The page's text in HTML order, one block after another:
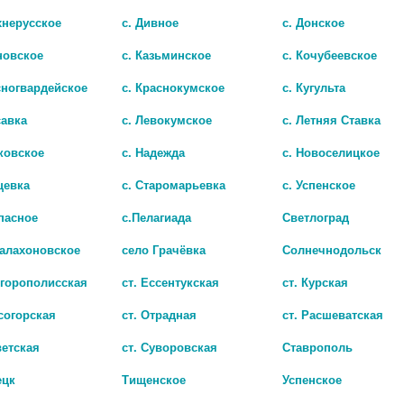
с. Дивное
с. Донское
с. Казьминское
с. Кочубеевское
с. Краснокумское
с. Кугульта
с. Левокумское
с. Летняя Ставка
с. Надежда
с. Новоселицкое
с. Старомарьевка
с. Успенское
с.Пелагиада
Светлоград
село Грачёвка
Солнечнодольск
ст. Ессентукская
ст. Курская
ст. Отрадная
ст. Расшеватская
ст. Суворовская
Ставрополь
Тищенское
Успенское